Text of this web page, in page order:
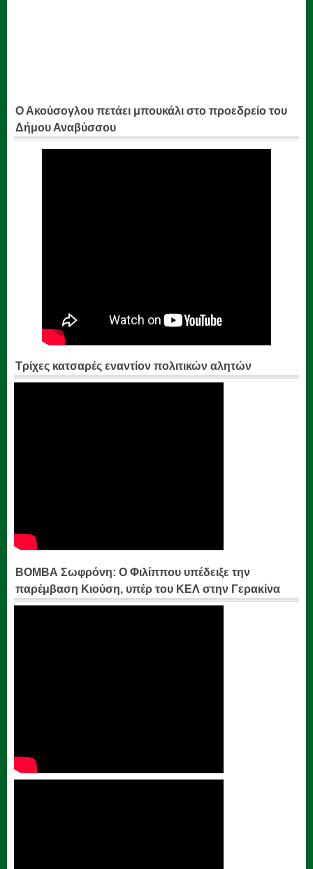
Ο Ακούσογλου πετάει μπουκάλι στο προεδρείο του
Δήμου Αναβύσσου
Τρίχες κατσαρές εναντίον πολιτικών αλητών
ΒΟΜΒΑ Σωφρόνη: Ο Φιλίππου υπέδειξε την
παρέμβαση Κιούση, υπέρ του ΚΕΛ στην Γερακίνα